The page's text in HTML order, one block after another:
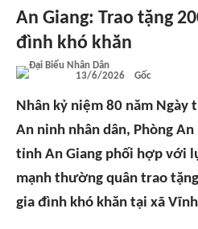
An Giang: Trao tặng
đình khó khăn
13/6/2026 Gốc
Nhân kỷ niệm 80 năm
An ninh nhân dân, Phòng
tỉnh An Giang phối hợp với
mạnh thường quân trao
gia đình khó khăn tại xã